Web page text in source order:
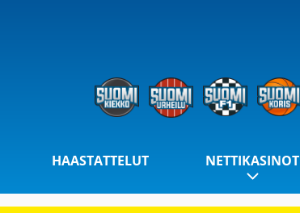
HAASTATTELUT NETTIKASINOT